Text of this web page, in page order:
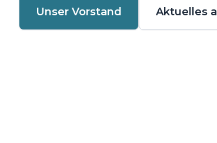
Unser Vorstand Aktuelles